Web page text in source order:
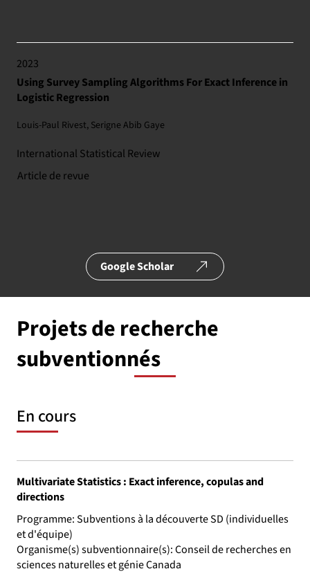
2023
Using Survey Sampling Algorithms For Exact Inference in
Logistic Regression
Louis‐Paul Rivest, Serigne Abib Gaye
International Statistical Review
Article de revue
Google Scholar
Projets de recherche
subventionnés
En cours
Multivariate Statistics : Exact inference, copulas and
directions
Programme: Subventions à la découverte SD (individuelles
et d'équipe)
Organisme(s) subventionnaire(s): Conseil de recherches en
sciences naturelles et génie Canada